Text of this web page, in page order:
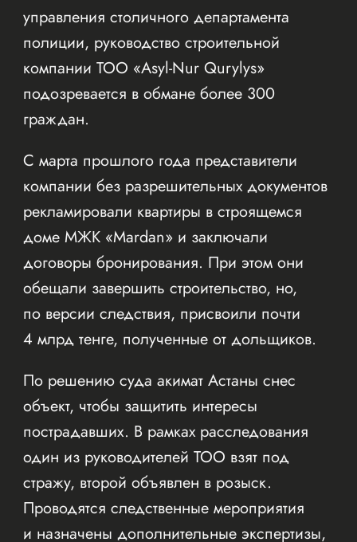
управления столичного департамента
полиции, руководство строительной
компании ТОО «Asyl-Nur Qurylys»
подозревается в обмане более 300
граждан.
С марта прошлого года представители
компании без разрешительных документов
рекламировали квартиры в строящемся
доме МЖК «Mardan» и заключали
договоры бронирования. При этом они
обещали завершить строительство, но,
по версии следствия, присвоили почти
4 млрд тенге, полученные от дольщиков.
По решению суда акимат Астаны снес
объект, чтобы защитить интересы
пострадавших. В рамках расследования
один из руководителей ТОО взят под
стражу, второй объявлен в розыск.
Проводятся следственные мероприятия
и назначены дополнительные экспертизы,